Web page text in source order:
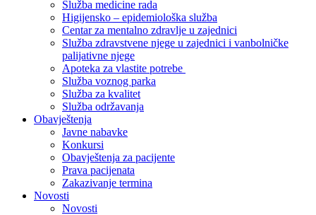
Služba medicine rada
Higijensko – epidemiološka služba
Centar za mentalno zdravlje u zajednici
Služba zdravstvene njege u zajednici i vanbolničke
palijativne njege
Apoteka za vlastite potrebe
Služba voznog parka
Služba za kvalitet
Služba održavanja
Obavještenja
Javne nabavke
Konkursi
Obavještenja za pacijente
Prava pacijenata
Zakazivanje termina
Novosti
Novosti